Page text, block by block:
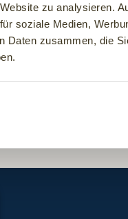
zu analysieren.
soziale Medien,
Daten zusammen, die
Seite.